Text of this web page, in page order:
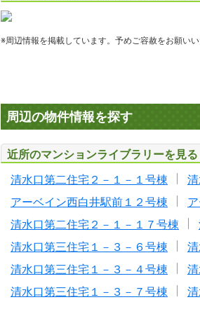
※周辺情報を掲載しています。予めご容赦をお願いい
周辺の物件情報を探す
近所のマンションライブラリーを見る
清水口第二住宅２－１－１号棟
アーベイン西白井駅前１２号棟
清水口第二住宅２－１－１７号棟
清水口第三住宅１－３－６号棟
清水口第三住宅１－３－４号棟
清水口第三住宅１－３－７号棟